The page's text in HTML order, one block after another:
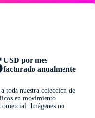
USD por mes
facturado anualmente
toda nuestra colección de
en movimiento
Imágenes no